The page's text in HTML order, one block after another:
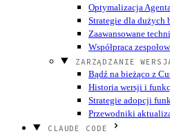
Optymalizacja
Strategie dla dużych
Zaawansowane
Współpraca
ZARZĄDZANIE
Bądź na bieżąco z
Historia wersji i
Strategie adopcji
Przewodniki
CLAUDE CODE